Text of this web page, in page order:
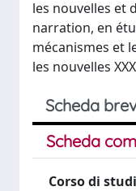
les nouvelles et
narration, en
mécanismes et
les nouvelles
Scheda
Scheda
Corso di